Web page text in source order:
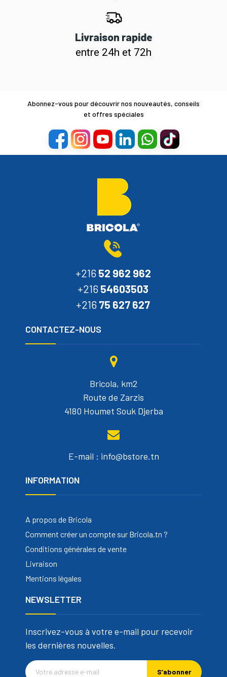
Livraison rapide
entre 24h et 72h
Abonnez-vous pour découvrir nos nouveautés, conseils
et offres spéciales
+216 52 962 962
+216 54603503
+216 75 627 627
CONTACTEZ-NOUS
Bricola, km2
Route de Zarzis
4180 Houmet Souk Djerba
E-mail : info@bstore.tn
INFORMATION
A propos de Bricola
Comment créer un compte sur Bricola.tn ?
Conditions générales de vente
Livraison
Mentions légales
NEWSLETTER
Inscrivez-vous à votre e-mail pour recevoir
les dernières nouvelles.
S’abonner